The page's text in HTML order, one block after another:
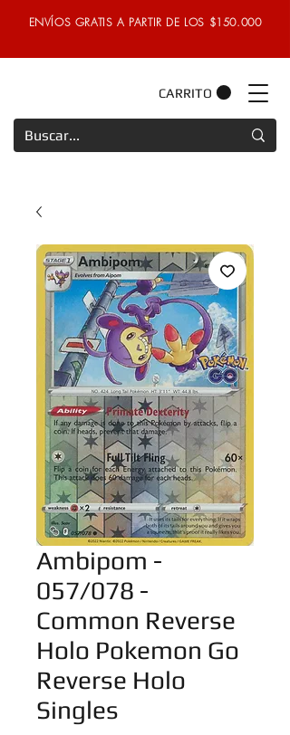
ENVÍOS GRATIS A PARTIR DE LOS $150.000
CARRITO
Ambipom -
057/078 -
Common Reverse
Holo Pokemon Go
Reverse Holo
Singles